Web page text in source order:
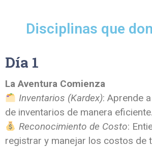
Disciplinas que
Día 1
La Aventura Comienza
Inventarios (Kardex): Aprende
de inventarios de manera eficiente.
Reconocimiento de Costo:
registrar y manejar los costos de